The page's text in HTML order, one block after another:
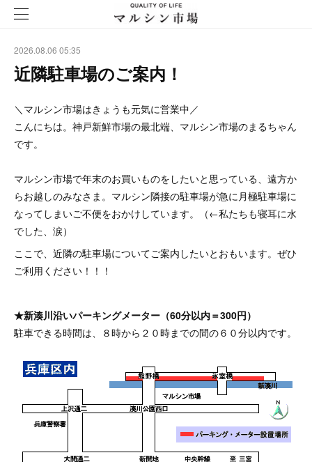
2026.08.06 05:35
近隣駐車場のご案内！
＼マルシン市場はきょうも元気に営業中／
こんにちは。神戸新鮮市場の最北端、マルシン市場のまるちゃん
です。
マルシン市場で年末のお買いものをしたいと思っている、遠方か
らお越しのみなさま。マルシン隣接の駐車場が急に月極駐車場に
なってしまいご不便をおかけしています。（←私たちも寝耳に水
でした、涙）
ここで、近隣の駐車場についてご案内したいとおもいます。ぜひ
ご利用ください！！！
★新湊川沿いパーキングメーター（60分以内＝300円）
駐車できる時間は、８時から２０時までの間の６０分以内です。